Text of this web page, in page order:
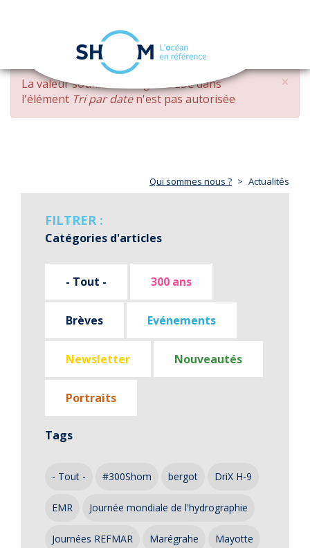
Aller
contenu
principal
navigation
×
MESSAGE
D'ERREUR
La valeur soumise changed DESCdans
l'élément Tri par daten'est pas autorisée
Qui sommes nous ? Actualités
FILTRER :
Catégories d'articles
- Tout - 300 ans
Brèves Evénements
Newsletter Nouveautés
Portraits
Tags
- Tout - #300Shom bergot DriX H-9
EMR Journée mondiale de l'hydrographie
Journées REFMAR Marégrahe Mayotte